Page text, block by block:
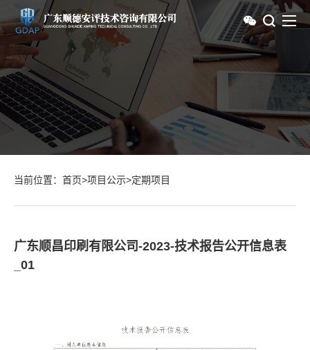
当前位置： 首页>项目公示>定期项目
广东顺昌印刷有限公司-2023-技术报告公开信息表
_01